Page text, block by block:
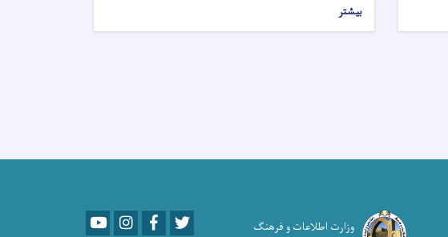
بیشتر
وزارت اطلاعات و فرهنگ YoutubeLinkedInFacebook